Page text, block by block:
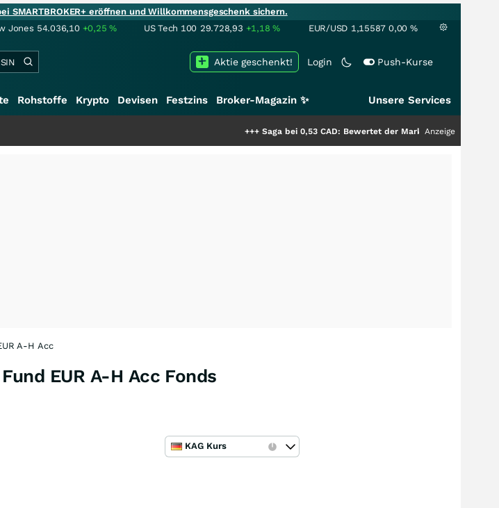
SMARTBROKER+ eröffnen und Willkommensgeschenk sichern.
Jones 54.036,10 +0,25% US Tech 100 29.728,93 +1,18% EUR/USD 1,15587 0,00 %
Login Push-Kurse
Aktie geschenkt!
Rohstoffe Krypto Devisen Festzins Broker-Magazin ✨ Unsere Services
Saga bei 0,53 CAD: Bewertet der Markt noch immer nur die Hälfte
Anzeige
A-H Acc
EUR A-H Acc Fonds
KAG Kurs